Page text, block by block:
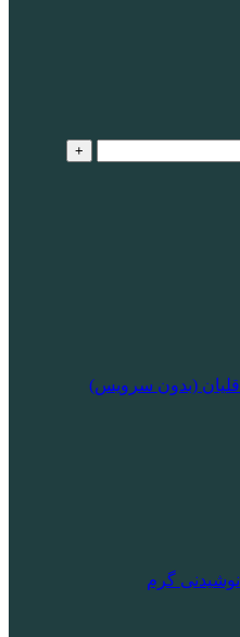
قلیان (بدون سرویس)
نوشیدنی گرم